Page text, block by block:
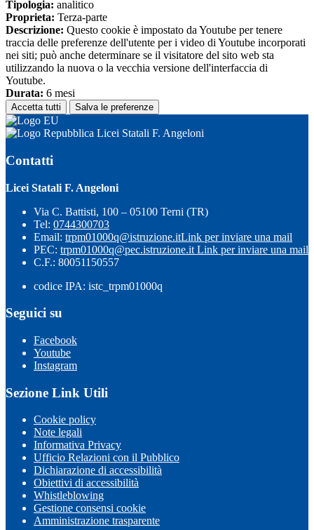
Tipologia: analitico
Proprieta: Terza-parte
Descrizione: Questo cookie è impostato da Youtube per tenere
traccia delle preferenze dell'utente per i video di Youtube incorporati
nei siti; può anche determinare se il visitatore del sito web sta
utilizzando la nuova o la vecchia versione dell'interfaccia di
Youtube.
Durata: 6 mesi
Accetta tutti Salva le preferenze
Licei Statali F. Angeloni
Contatti
Licei Statali F. Angeloni
Via C. Battisti, 100 – 05100 Terni (TR)
Tel: 0744300703
Email: trpm01000q@istruzione.itLink per inviare una mail
PEC: trpm01000q@pec.istruzione.it Link per inviare una mail
C.F.: 80051150557
codice IPA: istc_trpm01000q
Seguici su
Facebook
Youtube
Instagram
Sezione Link Utili
Cookie policy
Note legali
Informativa Privacy
Ufficio Relazioni con il Pubblico
Dichiarazione di accessibilità
Obiettivi di accessibilità
Whistleblowing
Gestione consensi cookie
Amministrazione trasparente